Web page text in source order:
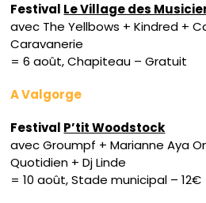
Festival Le Village des
avec The Yellbows + Kindred +
Caravanerie
= 6 août, Chapiteau – Gratuit
A Valgorge
Festival P’tit Woodstock
avec Groumpf + Marianne Aya
Quotidien + Dj Linde
= 10 août, Stade municipal – 12€